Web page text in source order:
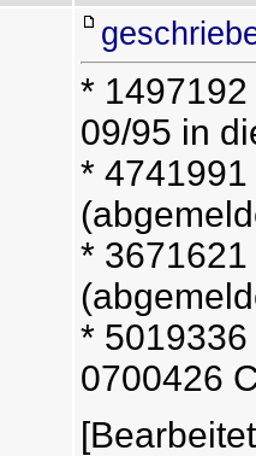
*
09/95 in
* 4741991
* 3671621
* 5019336
0700426